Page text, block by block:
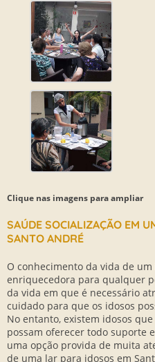
Clique nas imagens para ampliar
SAÚDE SOCIALIZAÇÃO EM
SANTO ANDRÉ
O conhecimento da vida de
enriquecedora para qualquer
da vida em que é necessário
cuidado para que os idosos
No entanto, existem idosos
possam oferecer todo suporte
uma opção provida de muita
de uma lar para idosos em